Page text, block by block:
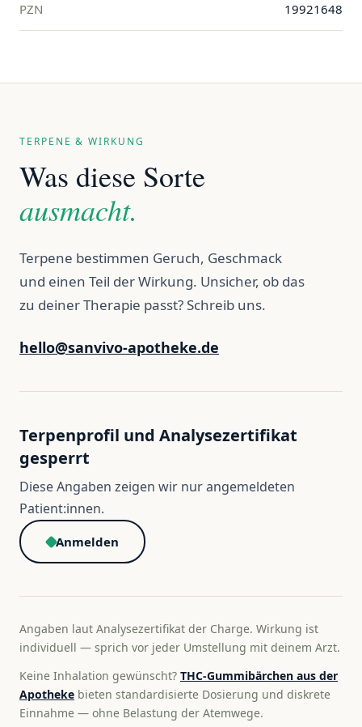
PZN 19921648
TERPENE & WIRKUNG
Was diese Sorte
ausmacht.
Terpene bestimmen Geruch, Geschmack
und einen Teil der Wirkung. Unsicher, ob das
zu deiner Therapie passt? Schreib uns.
hello@sanvivo-apotheke.de
Terpenprofil und Analysezertifikat
gesperrt
Diese Angaben zeigen wir nur angemeldeten
Patient:innen.
Anmelden
Angaben laut Analysezertifikat der Charge. Wirkung ist
individuell — sprich vor jeder Umstellung mit deinem Arzt.
Keine Inhalation gewünscht? THC-Gummibärchen aus der
Apotheke bieten standardisierte Dosierung und diskrete
Einnahme — ohne Belastung der Atemwege.